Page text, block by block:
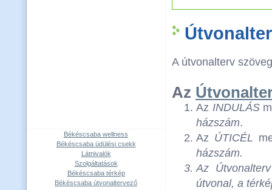
Békéscsaba wellness
Békéscsaba üdülési csekk
Látnivalók
Szolgáltatások
Békéscsaba térkép
Békéscsaba útvonaltervező
A útvonalterv
Az
Az INDULÁS
házszám.
Az ÚTICÉL
házszám.
Az Útvonalterv
útvonal, a